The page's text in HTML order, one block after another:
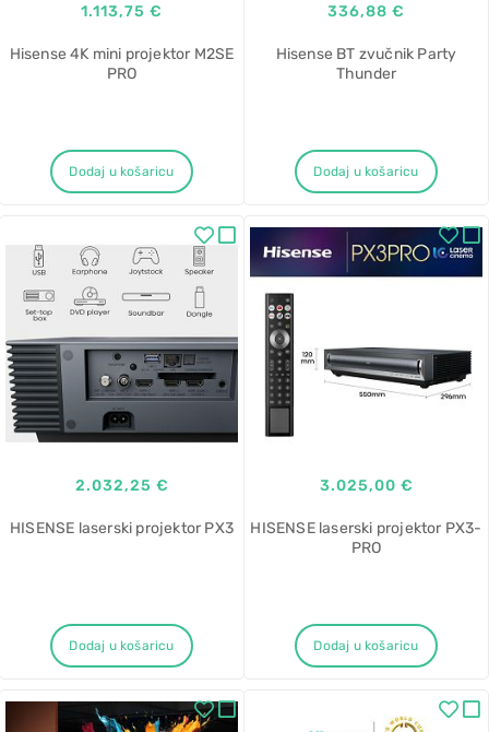
1.113,75 €
Hisense 4K mini projektor M2SE
PRO
Dodaj u košaricu
336,88 €
Hisense BT zvučnik Party
Thunder
Dodaj u košaricu
2.032,25 €
HISENSE laserski projektor PX3
Dodaj u košaricu
3.025,00 €
HISENSE laserski projektor PX3-
PRO
Dodaj u košaricu